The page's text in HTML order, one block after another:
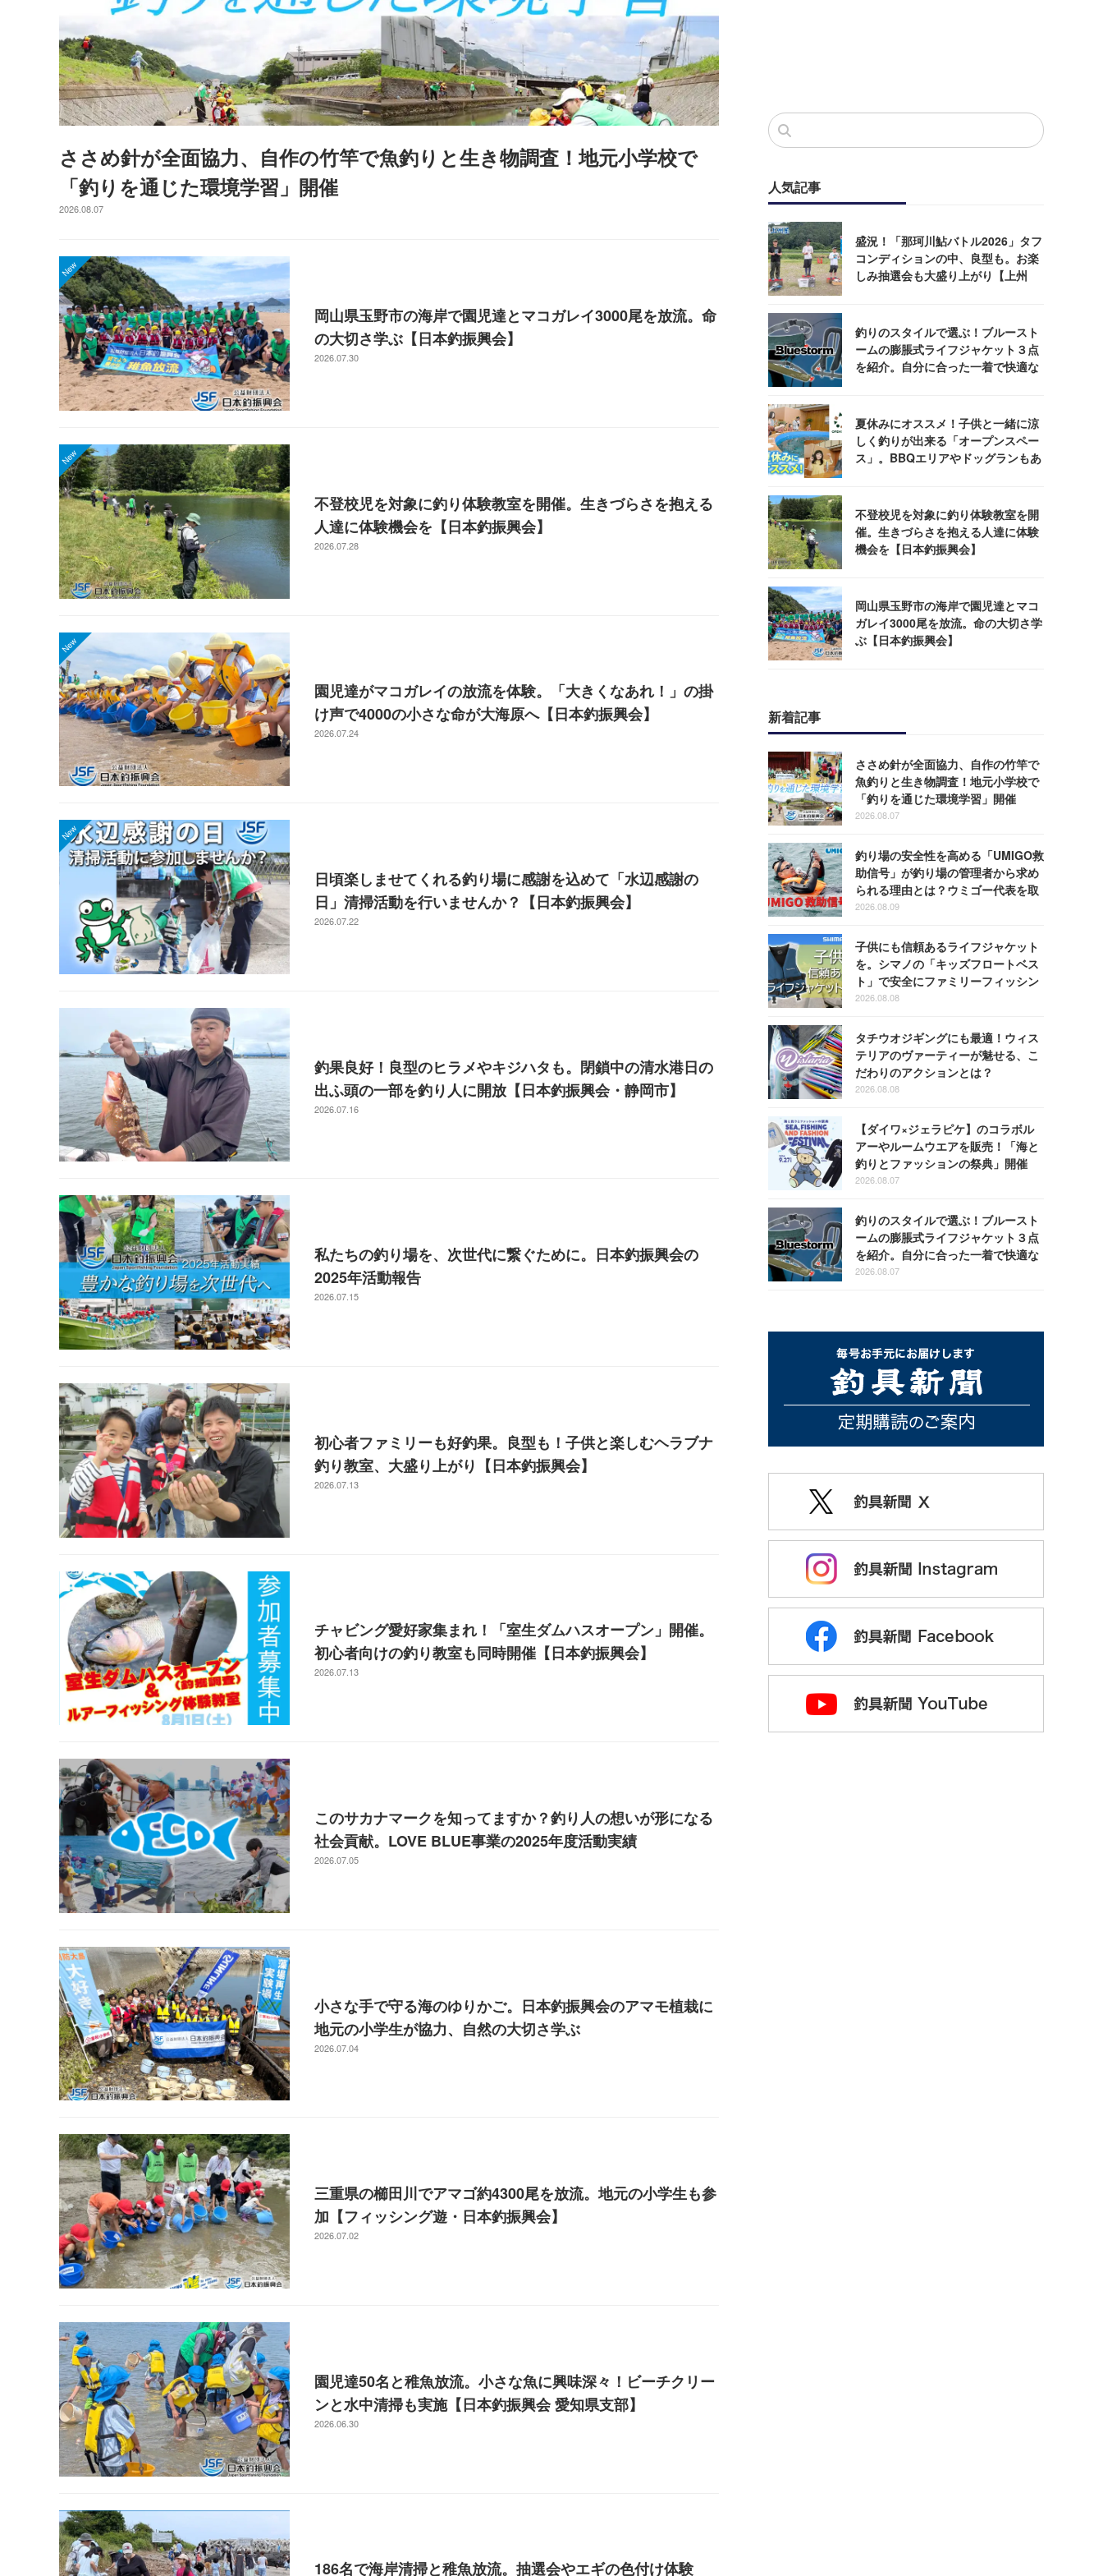
ささめ針が全面協力、自作の竹竿で魚釣りと生き物調査！地元小学校で
「釣りを通じた環境学習」開催
2026.08.07
岡山県玉野市の海岸で園児達とマコガレイ3000尾を放流。命
の大切さ学ぶ【日本釣振興会】
2026.07.30
不登校児を対象に釣り体験教室を開催。生きづらさを抱える
人達に体験機会を【日本釣振興会】
2026.07.28
園児達がマコガレイの放流を体験。「大きくなあれ！」の掛
け声で4000の小さな命が大海原へ【日本釣振興会】
2026.07.24
日頃楽しませてくれる釣り場に感謝を込めて「水辺感謝の
日」清掃活動を行いませんか？【日本釣振興会】
2026.07.22
釣果良好！良型のヒラメやキジハタも。閉鎖中の清水港日の
出ふ頭の一部を釣り人に開放【日本釣振興会・静岡市】
2026.07.16
私たちの釣り場を、次世代に繋ぐために。日本釣振興会の
2025年活動報告
2026.07.15
初心者ファミリーも好釣果。良型も！子供と楽しむヘラブナ
釣り教室、大盛り上がり【日本釣振興会】
2026.07.13
チャビング愛好家集まれ！「室生ダムハスオープン」開催。
初心者向けの釣り教室も同時開催【日本釣振興会】
2026.07.13
このサカナマークを知ってますか？釣り人の想いが形になる
社会貢献。LOVE BLUE事業の2025年度活動実績
2026.07.05
小さな手で守る海のゆりかご。日本釣振興会のアマモ植栽に
地元の小学生が協力、自然の大切さ学ぶ
2026.07.04
三重県の櫛田川でアマゴ約4300尾を放流。地元の小学生も参
加【フィッシング遊・日本釣振興会】
2026.07.02
園児達50名と稚魚放流。小さな魚に興味深々！ビーチクリー
ンと水中清掃も実施【日本釣振興会 愛知県支部】
2026.06.30
186名で海岸清掃と稚魚放流。抽選会やエギの色付け体験
人気記事
盛況！「那珂川鮎バトル2026」タフ
コンディションの中、良型も。お楽
しみ抽選会も大盛り上がり【上州
釣りのスタイルで選ぶ！ブルースト
ームの膨脹式ライフジャケット３点
を紹介。自分に合った一着で快適な
夏休みにオススメ！子供と一緒に涼
しく釣りが出来る「オープンスペー
ス」。BBQエリアやドッグランもあ
不登校児を対象に釣り体験教室を開
催。生きづらさを抱える人達に体験
機会を【日本釣振興会】
岡山県玉野市の海岸で園児達とマコ
ガレイ3000尾を放流。命の大切さ学
ぶ【日本釣振興会】
新着記事
ささめ針が全面協力、自作の竹竿で
魚釣りと生き物調査！地元小学校で
「釣りを通じた環境学習」開催
2026.08.07
釣り場の安全性を高める「UMIGO救
助信号」が釣り場の管理者から求め
られる理由とは？ウミゴー代表を取
材
2026.08.09
子供にも信頼あるライフジャケット
を。シマノの「キッズフロートベス
ト」で安全にファミリーフィッシン
グを楽しもう！
2026.08.08
タチウオジギングにも最適！ウィス
テリアのヴァーティーが魅せる、こ
だわりのアクションとは？
2026.08.08
【ダイワ×ジェラピケ】のコラボル
アーやルームウエアを販売！「海と
釣りとファッションの祭典」開催
2026.08.07
釣りのスタイルで選ぶ！ブルースト
ームの膨脹式ライフジャケット３点
を紹介。自分に合った一着で快適な
釣りを
2026.08.07